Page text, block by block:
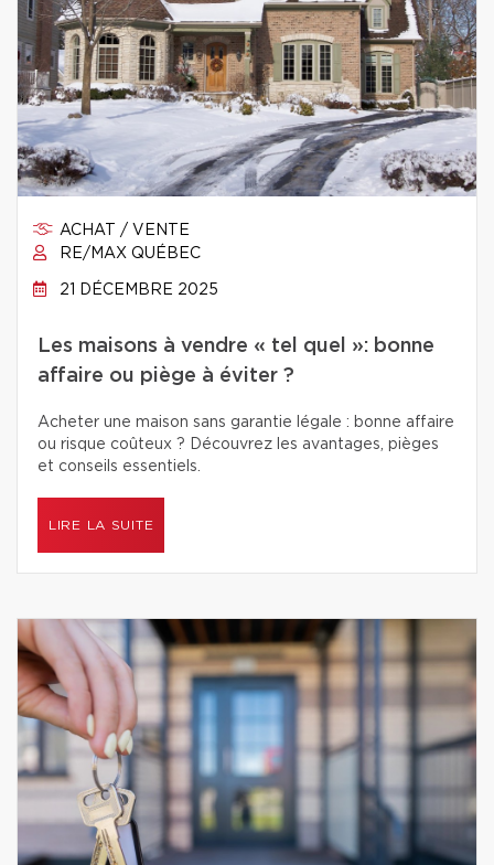
ACHAT / VENTE
RE/MAX QUÉBEC
21 DÉCEMBRE 2025
Les maisons à vendre « tel quel »: bonne
affaire ou piège à éviter ?
Acheter une maison sans garantie légale : bonne affaire
ou risque coûteux ? Découvrez les avantages, pièges
et conseils essentiels.
LIRE LA SUITE